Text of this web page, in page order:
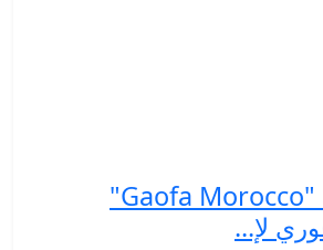
إحداث شركة "Gaofa Morocco"
لإ...